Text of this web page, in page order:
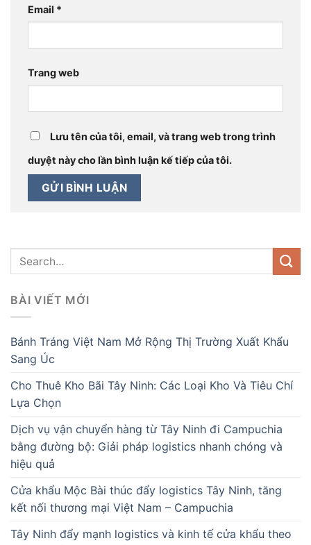
Email *
Trang web
Lưu tên của tôi, email, và trang web trong trình
duyệt này cho lần bình luận kế tiếp của tôi.
BÀI VIẾT MỚI
Bánh Tráng Việt Nam Mở Rộng Thị Trường Xuất Khẩu
Sang Úc
Cho Thuê Kho Bãi Tây Ninh: Các Loại Kho Và Tiêu Chí
Lựa Chọn
Dịch vụ vận chuyển hàng từ Tây Ninh đi Campuchia
bằng đường bộ: Giải pháp logistics nhanh chóng và
hiệu quả
Cửa khẩu Mộc Bài thúc đẩy logistics Tây Ninh, tăng
kết nối thương mại Việt Nam – Campuchia
Tây Ninh đẩy mạnh logistics và kinh tế cửa khẩu theo